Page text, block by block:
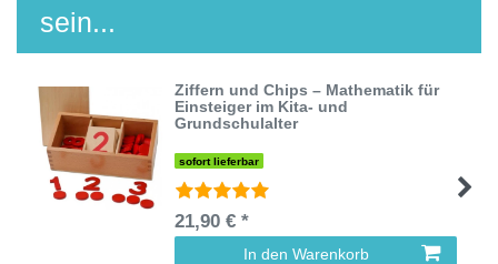
sein...
Ziffern und Chips – Mathematik für
Einsteiger im Kita- und
Grundschulalter
sofort lieferbar
21,90 € *
In den Warenkorb